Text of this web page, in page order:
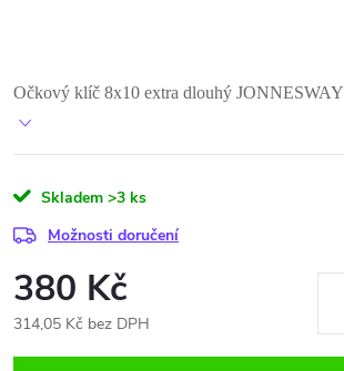
Očkový klíč 8x10 extra dlouhý JONNESWAY
Skladem >3 ks
Možnosti doručení
380 Kč
314,05 Kč bez DPH